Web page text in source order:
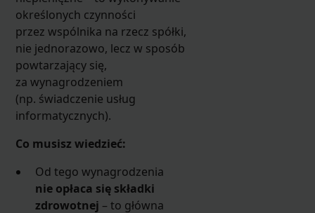
określonych czynności
przez wspólnika na rzecz spółki,
nie jednorazowo, lecz w sposób
powtarzający się,
za wynagrodzeniem
(np. świadczenie usług
informatycznych).
Co musisz wiedzieć:
Od tego wynagrodzenia
nie opłaca się składki
zdrowotnej – to główna